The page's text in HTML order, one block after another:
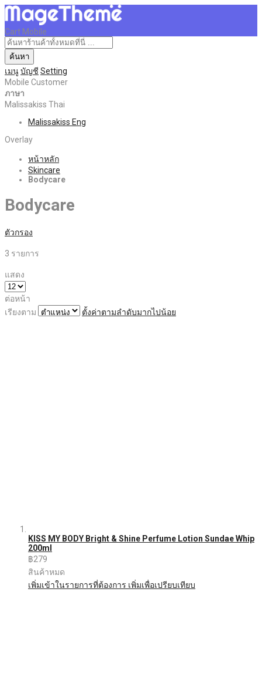
Cart Mobile
ค้นหา
เมนูบัญชี Setting
Mobile Customer
ภาษา
Malissakiss Thai
Malissakiss Eng
Overlay
หน้าหลัก
Skincare
Bodycare
Bodycare
ตัวกรอง
3 รายการ
แสดง
ต่อหน้า
เรียงตาม
ตั้งค่าตามลำดับมากไปน้อย
KISS MY BODY Bright & Shine Perfume Lotion Sundae Whip
200ml
฿279
สินค้าหมด
เพิ่มเข้าในรายการที่ต้องการ เพิ่มเพื่อเปรียบเทียบ